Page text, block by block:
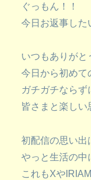
ぐっもん！！
今日お返事した
いつもありがと
今日から初めて
ガチガチならず
初配信の思い出
やっと生活の中
これもXや